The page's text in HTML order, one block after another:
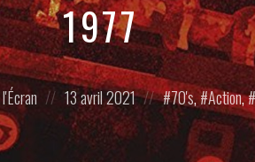
1977
Posted
on
13 avril 2021
Posted
in:
70's, Action,